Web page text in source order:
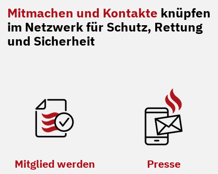
Mitmachen und Kontakte knüpfen
im Netzwerk für Schutz, Rettung
und Sicherheit
Mitglied werden Presse